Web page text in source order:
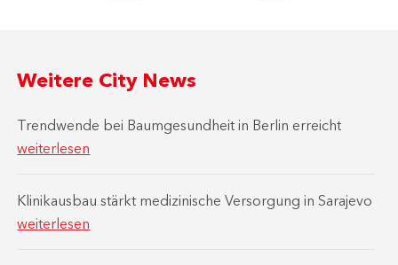
Weitere City News
Trendwende bei Baumgesundheit in Berlin erreicht
weiterlesen
Klinikausbau stärkt medizinische Versorgung in Sarajevo
weiterlesen